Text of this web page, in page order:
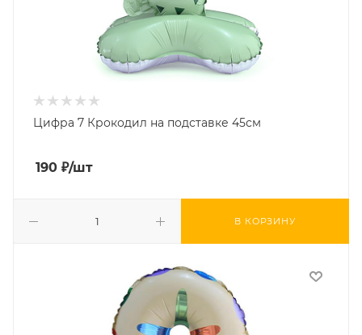
Цифра 7 Крокодил на подставке 45см
190 ₽/шт
В КОРЗИНУ